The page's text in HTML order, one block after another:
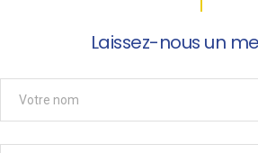
Laissez-nous un